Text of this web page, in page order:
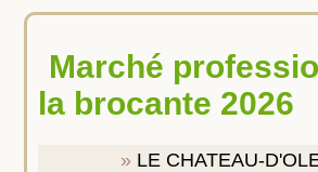
Marché professionnel de
la brocante 2026
LE CHATEAU-